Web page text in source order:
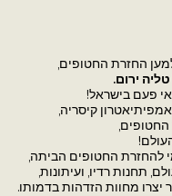
החזרת החטופים,
ירום.
אי פעם בישראל!
להחזרת החטופים הביתה,
תחנות רדיו, ועיתונות,
יצרו מחוות הזדהות בדמותו.